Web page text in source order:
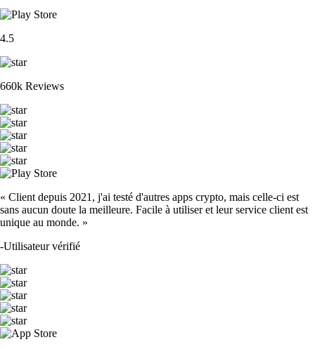
4.5
660k Reviews
« Client depuis 2021, j'ai testé d'autres apps crypto, mais celle-ci est
sans aucun doute la meilleure. Facile à utiliser et leur service client est
unique au monde. »
-Utilisateur vérifié